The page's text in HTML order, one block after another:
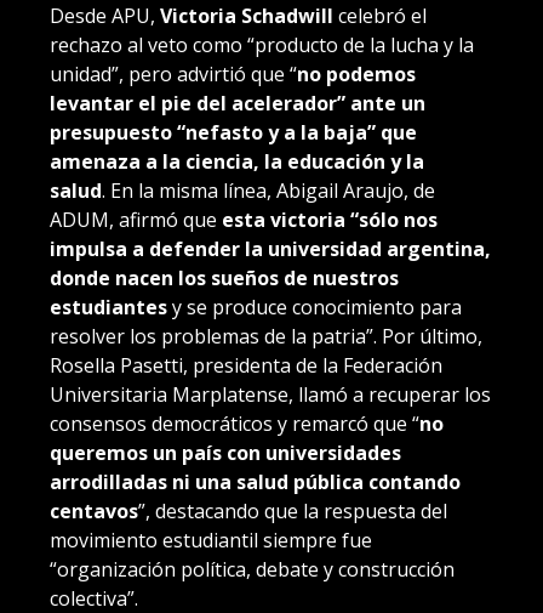
Desde APU, Victoria Schadwill celebró el
rechazo al veto como “producto de la lucha y la
unidad”, pero advirtió que “no podemos
levantar el pie del acelerador” ante un
presupuesto “nefasto y a la baja” que
amenaza a la ciencia, la educación y la
salud. En la misma línea, Abigail Araujo, de
ADUM, afirmó que esta victoria “sólo nos
impulsa a defender la universidad argentina,
donde nacen los sueños de nuestros
estudiantesy se produce conocimiento para
resolver los problemas de la patria”. Por último,
Rosella Pasetti, presidenta de la Federación
Universitaria Marplatense, llamó a recuperar los
consensos democráticos y remarcó que “no
queremos un país con universidades
arrodilladas ni una salud pública contando
centavos”, destacando que la respuesta del
movimiento estudiantil siempre fue
“organización política, debate y construcción
colectiva”.